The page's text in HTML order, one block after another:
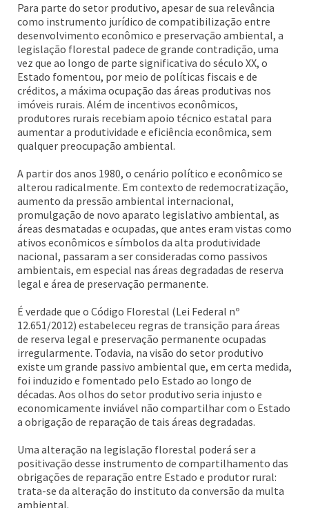
Para parte do setor produtivo, apesar de sua relevância
como instrumento jurídico de compatibilização entre
desenvolvimento econômico e preservação ambiental, a
legislação florestal padece de grande contradição, uma
vez que ao longo de parte significativa do século XX, o
Estado fomentou, por meio de políticas fiscais e de
créditos, a máxima ocupação das áreas produtivas nos
imóveis rurais. Além de incentivos econômicos,
produtores rurais recebiam apoio técnico estatal para
aumentar a produtividade e eficiência econômica, sem
qualquer preocupação ambiental.
A partir dos anos 1980, o cenário político e econômico se
alterou radicalmente. Em contexto de redemocratização,
aumento da pressão ambiental internacional,
promulgação de novo aparato legislativo ambiental, as
áreas desmatadas e ocupadas, que antes eram vistas como
ativos econômicos e símbolos da alta produtividade
nacional, passaram a ser consideradas como passivos
ambientais, em especial nas áreas degradadas de reserva
legal e área de preservação permanente.
É verdade que o Código Florestal (Lei Federal nº
12.651/2012) estabeleceu regras de transição para áreas
de reserva legal e preservação permanente ocupadas
irregularmente. Todavia, na visão do setor produtivo
existe um grande passivo ambiental que, em certa medida,
foi induzido e fomentado pelo Estado ao longo de
décadas. Aos olhos do setor produtivo seria injusto e
economicamente inviável não compartilhar com o Estado
a obrigação de reparação de tais áreas degradadas.
Uma alteração na legislação florestal poderá ser a
positivação desse instrumento de compartilhamento das
obrigações de reparação entre Estado e produtor rural:
trata-se da alteração do instituto da conversão da multa
ambiental.